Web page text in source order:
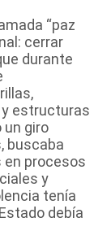
“paz
cerrar
durante
estructuras
un giro
buscaba
procesos
y
tenía
debía